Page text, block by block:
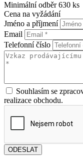
Minimální odběr 630 ks
Cena na vyžádání
Jméno a příjmení
Email
Telefonní číslo
Souhlasím se
realizace obchodu.
ODESLAT